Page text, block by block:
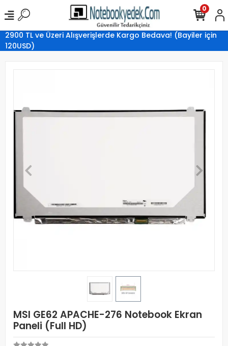
2900 TL ve Üzeri Alışverişlerde Kargo Bedava! (Bayiler için
120USD)
0
MSI GE62 APACHE-276 Notebook Ekran
Paneli (Full HD)